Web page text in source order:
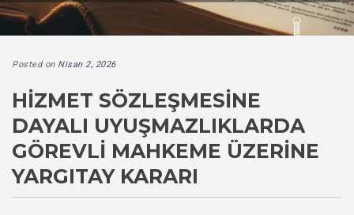
Posted on Nisan 2, 2026
HIZMET SÖZLEŞMESINE
DAYALI UYUŞMAZLIKLARDA
GÖREVLI MAHKEME ÜZERINE
YARGITAY KARARI